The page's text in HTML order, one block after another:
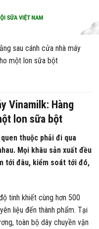
sau cánh cửa nhà máy
một lon sữa bột
Vinamilk: Hàng
lon sữa bột
thuộc phải đi qua
Mọi khâu sản xuất đều
tới đâu, kiểm soát tới đó,
tinh khiết cùng hơn 500
liệu đến thành phẩm. Tại
toàn bộ dây chuyền vận